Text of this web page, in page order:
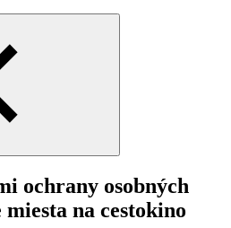
ochrany osobných
na cestokino